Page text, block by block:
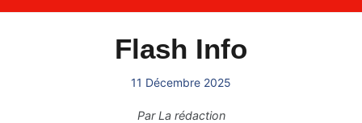
Flash Info
11 Décembre 2025
ParLa rédaction